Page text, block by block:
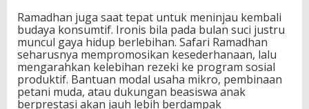
Ramadhan juga saat tepat untuk meninjau kembali
budaya konsumtif. Ironis bila pada bulan suci justru
muncul gaya hidup berlebihan. Safari Ramadhan
seharusnya mempromosikan kesederhanaan, lalu
mengarahkan kelebihan rezeki ke program sosial
produktif. Bantuan modal usaha mikro, pembinaan
petani muda, atau dukungan beasiswa anak
berprestasi akan jauh lebih berdampak